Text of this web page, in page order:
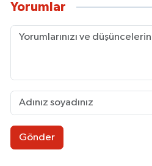
Yorumlar
Gönder